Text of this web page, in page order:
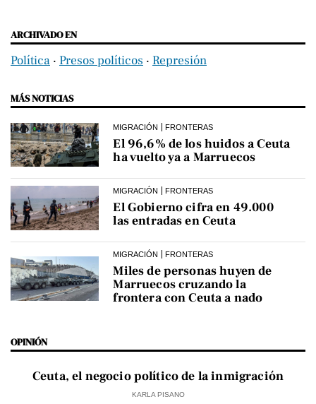
ARCHIVADO EN
Política ‧ Presos políticos ‧ Represión
MÁS NOTICIAS
MIGRACIÓN FRONTERAS
El 96,6% de los huidos a Ceuta
ha vuelto ya a Marruecos
MIGRACIÓN FRONTERAS
El Gobierno cifra en 49.000
las entradas en Ceuta
MIGRACIÓN FRONTERAS
Miles de personas huyen de
Marruecos cruzando la
frontera con Ceuta a nado
OPINIÓN
Ceuta, el negocio político de la inmigración
KARLA PISANO